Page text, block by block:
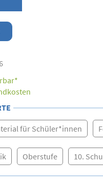
für Schüler*innen
Oberstufe 10.